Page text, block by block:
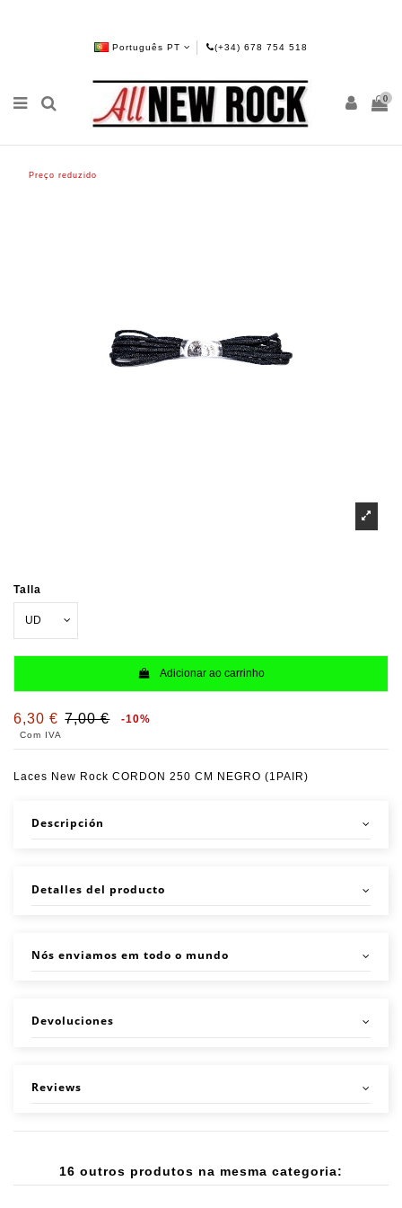
Português PT (+34) 678 754 518
0
Preço reduzido
Talla
Adicionar ao carrinho
6,30 € 7,00 € -10%
Com IVA
Laces New Rock CORDON 250 CM NEGRO (1PAIR)
Descripción
Detalles del producto
Nós enviamos em todo o mundo
Devoluciones
Reviews
16 outros produtos na mesma categoria: